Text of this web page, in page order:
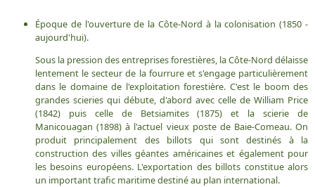
Époque de l'ouverture de la Côte-Nord à la colonisation (1850 -
aujourd'hui).
Sous la pression des entreprises forestières, la Côte-Nord délaisse
lentement le secteur de la fourrure et s'engage particulièrement
dans le domaine de l'exploitation forestière. C'est le boom des
grandes scieries qui débute, d'abord avec celle de William Price
(1842) puis celle de Betsiamites (1875) et la scierie de
Manicouagan (1898) à l'actuel vieux poste de Baie-Comeau. On
produit principalement des billots qui sont destinés à la
construction des villes géantes américaines et également pour
les besoins européens. L'exportation des billots constitue alors
un important trafic maritime destiné au plan international.